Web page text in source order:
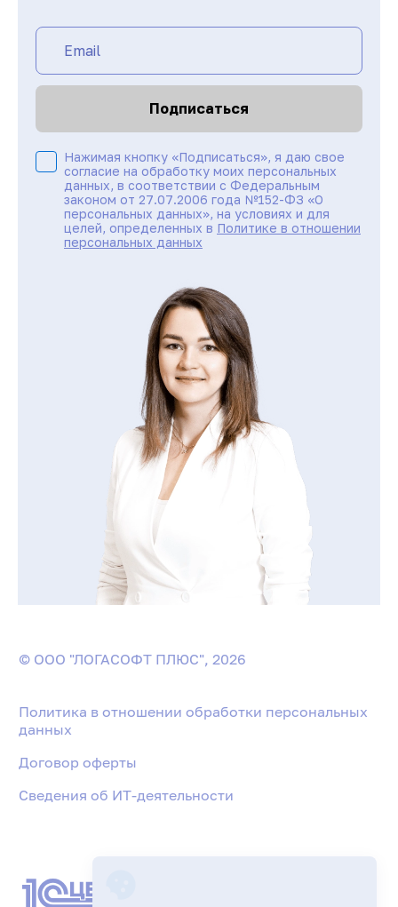
Подписаться
Нажимая кнопку «Подписаться», я даю свое
согласие на обработку моих персональных
данных, в соответствии с Федеральным
законом от 27.07.2006 года №152-ФЗ «О
персональных данных», на условиях и для
целей, определенных в Политике в отношении
персональных данных
© ООО "ЛОГАСОФТ ПЛЮС", 2026
Политика в отношении обработки персональных
данных
Договор оферты
Сведения об ИТ-деятельности